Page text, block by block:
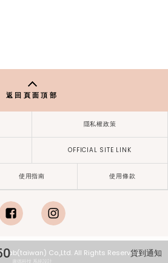
貨到通知
返回頁面頂部
隱私權政策
OFFICIAL SITE LINK
使用指南 使用條款
lab(taiwan) Co.,Ltd. All Rights Reserved.
康德科技 系統設計